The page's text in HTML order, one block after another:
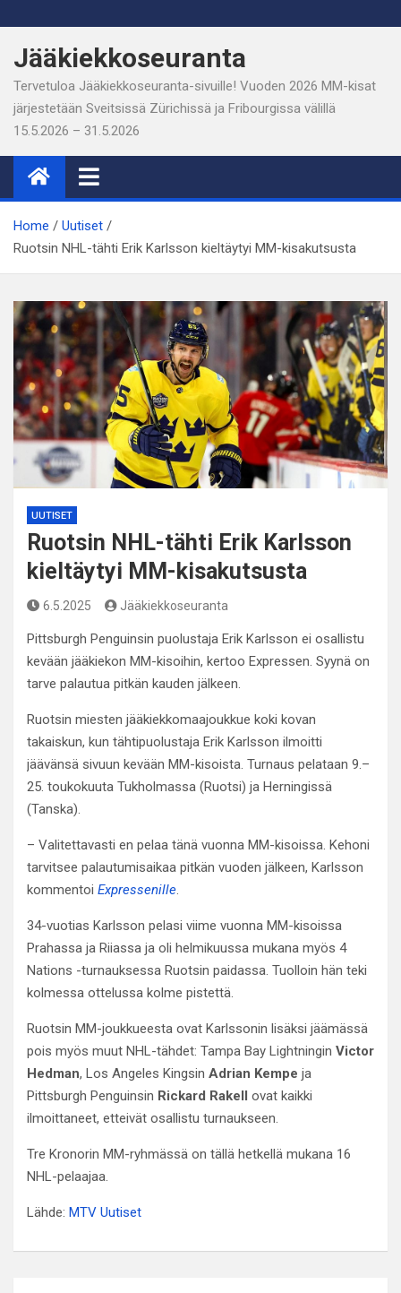
to
content
Jääkiekkoseuranta
Tervetuloa Jääkiekkoseuranta-sivuille! Vuoden 2026 MM-kisat
järjestetään Sveitsissä Zürichissä ja Fribourgissa välillä
15.5.2026 – 31.5.2026
Home
Uutiset
Ruotsin NHL-tähti Erik Karlsson kieltäytyi MM-kisakutsusta
UUTISET
Ruotsin NHL-tähti Erik Karlsson
kieltäytyi MM-kisakutsusta
6.5.2025 Jääkiekkoseuranta
Pittsburgh Penguinsin puolustaja Erik Karlsson ei osallistu
kevään jääkiekon MM-kisoihin, kertoo Expressen. Syynä on
tarve palautua pitkän kauden jälkeen.
Ruotsin miesten jääkiekkomaajoukkue koki kovan
takaiskun, kun tähtipuolustaja Erik Karlsson ilmoitti
jäävänsä sivuun kevään MM-kisoista. Turnaus pelataan 9.–
25. toukokuuta Tukholmassa (Ruotsi) ja Herningissä
(Tanska).
– Valitettavasti en pelaa tänä vuonna MM-kisoissa. Kehoni
tarvitsee palautumisaikaa pitkän vuoden jälkeen, Karlsson
kommentoi Expressenille.
34-vuotias Karlsson pelasi viime vuonna MM-kisoissa
Prahassa ja Riiassa ja oli helmikuussa mukana myös 4
Nations -turnauksessa Ruotsin paidassa. Tuolloin hän teki
kolmessa ottelussa kolme pistettä.
Ruotsin MM-joukkueesta ovat Karlssonin lisäksi jäämässä
pois myös muut NHL-tähdet: Tampa Bay Lightningin Victor
Hedman, Los Angeles Kingsin Adrian Kempe ja
Pittsburgh Penguinsin Rickard Rakell ovat kaikki
ilmoittaneet, etteivät osallistu turnaukseen.
Tre Kronorin MM-ryhmässä on tällä hetkellä mukana 16
NHL-pelaajaa.
Lähde: MTV Uutiset